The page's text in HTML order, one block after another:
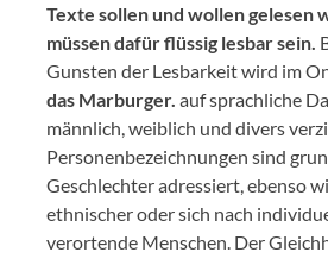
Texte sollen und wollen gelesen
müssen dafür flüssig lesbar sein.
Gunsten der Lesbarkeit wird im
das Marburger. auf sprachliche
männlich, weiblich und divers
Personenbezeichnungen sind
Geschlechter adressiert, ebenso
ethnischer oder sich nach
verortende Menschen. Der